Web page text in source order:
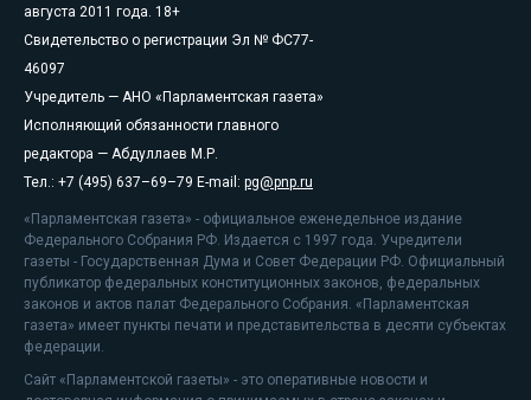
августа 2011 года. 18+
Свидетельство о регистрации Эл № ФС77-
46097
Учредитель — АНО «Парламентская газета»
Исполняющий обязанности главного
редактора — Абдуллаев М.Р.
Тел.: +7 (495) 637–69–79 E-mail: pg@pnp.ru
«Парламентская газета» - официальное еженедельное издание
Федерального Собрания РФ. Издается с 1997 года. Учредители
газеты - Государственная Дума и Совет Федерации РФ. Официальный
публикатор федеральных конституционных законов, федеральных
законов и актов палат Федерального Собрания. «Парламентская
газета» имеет пункты печати и представительства в десяти субъектах
федерации.
Сайт «Парламентской газеты» - это оперативные новости и